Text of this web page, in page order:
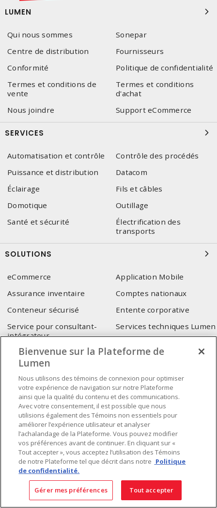
LUMEN
Qui nous sommes
Sonepar
Centre de distribution
Fournisseurs
Conformité
Politique de confidentialité
Termes et conditions de
vente
Termes et conditions
d'achat
Nous joindre
Support eCommerce
SERVICES
Automatisation et contrôle
Contrôle des procédés
Puissance et distribution
Datacom
Éclairage
Fils et câbles
Domotique
Outillage
Santé et sécurité
Électrification des
transports
SOLUTIONS
eCommerce
Application Mobile
Assurance inventaire
Comptes nationaux
Conteneur sécurisé
Entente corporative
Service pour consultant-
intégrateur
Services techniques Lumen
SIÈGE SOCIAL
4655, Autoroute 440 Ouest
Laval, QC, H7P 5P9
:450 688-9249
Sans frais:1 800 599-9249
Téléc.:450 686-1444
Service d'urgence:1 800 363-0303 (Après les heures de
bureau - 17h00 et 7h00, Frais applicables)
Fait au Canada avec des composants canadiens et importés
INSCRIVEZ-VOUS À L'INFOLETTRE
Bienvenue sur la Plateforme de
Lumen
Nous utilisons des témoins de connexion pour optimiser
votre expérience de navigation sur notre Plateforme
ainsi que la qualité du contenu et des communications.
Avec votre consentement, il est possible que nous
utilisions également des Témoins non essentiels pour
améliorer l’expérience utilisateur et analyser
l’achalandage de la Plateforme. Vous pouvez modifier
vos préférences avant de continuer. En cliquant sur «
Tout accepter », vous acceptez l’utilisation des Témoins
de notre Plateforme tel que décrit dans notre Politique
de confidentialité.
Gérer mes préférences Tout accepter